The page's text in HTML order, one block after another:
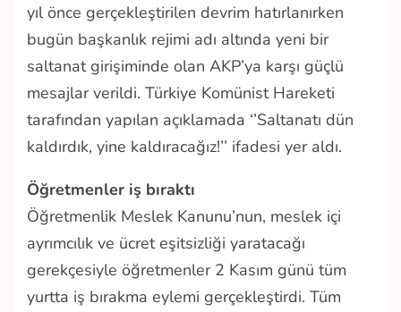
yıl önce gerçekleştirilen devrim hatırlanırken
bugün başkanlık rejimi adı altında yeni bir
saltanat girişiminde olan AKP’ya karşı güçlü
mesajlar verildi. Türkiye Komünist Hareketi
tarafından yapılan açıklamada ‘’Saltanatı dün
kaldırdık, yine kaldıracağız!’’ ifadesi yer aldı.
Öğretmenler iş bıraktı
Öğretmenlik Meslek Kanunu’nun, meslek içi
ayrımcılık ve ücret eşitsizliği yaratacağı
gerekçesiyle öğretmenler 2 Kasım günü tüm
yurtta iş bırakma eylemi gerçekleştirdi. Tüm